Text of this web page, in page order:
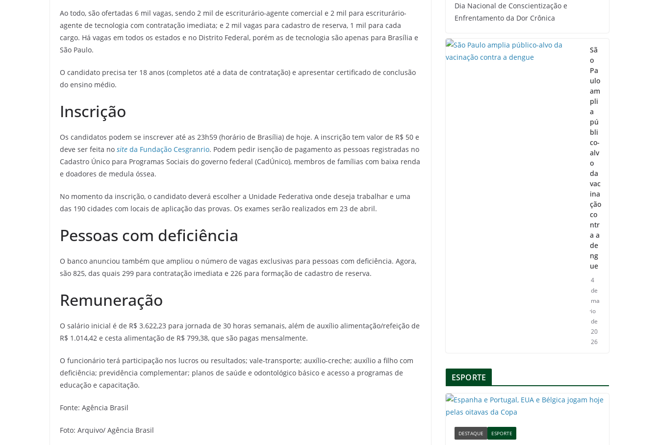
b
o
o
k
a
m
A
p
Ao todo, são ofertadas 6 mil vagas, sendo 2 mil de escriturário-agente comercial e 2 mil para escriturário-
agente de tecnologia com contratação imediata; e 2 mil vagas para cadastro de reserva, 1 mil para cada
cargo. Há vagas em todos os estados e no Distrito Federal, porém as de tecnologia são apenas para Brasília e
São Paulo.
O candidato precisa ter 18 anos (completos até a data de contratação) e apresentar certificado de conclusão
do ensino médio.
Inscrição
Os candidatos podem se inscrever até as 23h59 (horário de Brasília) de hoje. A inscrição tem valor de R$ 50 e
deve ser feita no site da Fundação Cesgranrio. Podem pedir isenção de pagamento as pessoas registradas no
Cadastro Único para Programas Sociais do governo federal (CadÚnico), membros de famílias com baixa renda
e doadores de medula óssea.
No momento da inscrição, o candidato deverá escolher a Unidade Federativa onde deseja trabalhar e uma
das 190 cidades com locais de aplicação das provas. Os exames serão realizados em 23 de abril.
Pessoas com deficiência
O banco anunciou também que ampliou o número de vagas exclusivas para pessoas com deficiência. Agora,
são 825, das quais 299 para contratação imediata e 226 para formação de cadastro de reserva.
Remuneração
O salário inicial é de R$ 3.622,23 para jornada de 30 horas semanais, além de auxílio alimentação/refeição de
R$ 1.014,42 e cesta alimentação de R$ 799,38, que são pagas mensalmente.
O funcionário terá participação nos lucros ou resultados; vale-transporte; auxílio-creche; auxílio a filho com
deficiência; previdência complementar; planos de saúde e odontológico básico e acesso a programas de
educação e capacitação.
Fonte: Agência Brasil
Foto: Arquivo/ Agência Brasil
Dia Nacional de Conscientização e
Enfrentamento da Dor Crônica
Sã
o
Pa
ulo
am
pli
a
pú
bli
co-
alv
o
da
vac
ina
ção
co
ntr
a a
de
ng
ue
4
de
ma
io
de
20
26
ESPORTE
DESTAQUE ESPORTE